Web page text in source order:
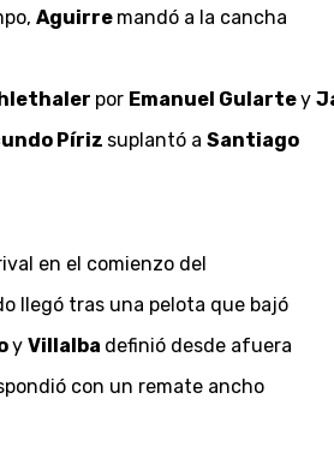
Aguirre mandó a la cancha
por Emanuel Gulartey
Píriz suplantó a Santiago
en el comienzo del
llegó tras una pelota que bajó
y Villalba definió desde afuera
con un remate ancho